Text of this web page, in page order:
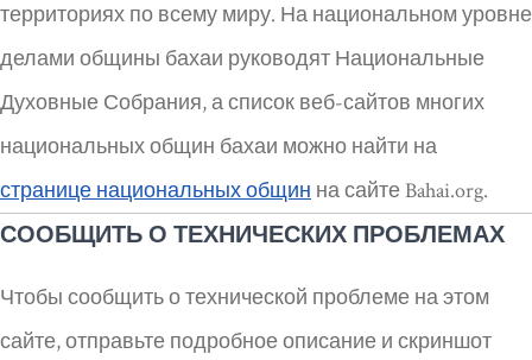
территориях по всему миру. На национальном уровне
делами общины бахаи руководят Национальные
Духовные Собрания, а список веб-сайтов многих
национальных общин бахаи можно найти на
странице национальных общин на сайте Bahai.org.
СООБЩИТЬ О ТЕХНИЧЕСКИХ ПРОБЛЕМАХ
Чтобы сообщить о технической проблеме на этом
сайте, отправьте подробное описание и скриншот